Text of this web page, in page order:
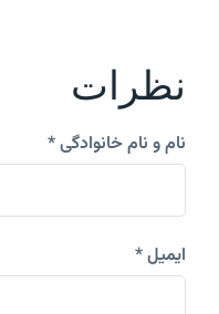
نظرات
نام و نام خانوادگی *
ایمیل *